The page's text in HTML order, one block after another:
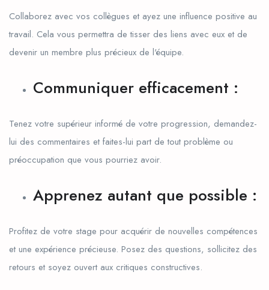
Collaborez avec vos collègues et ayez une influence positive au
travail. Cela vous permettra de tisser des liens avec eux et de
devenir un membre plus précieux de l'équipe.
Communiquer efficacement :
Tenez votre supérieur informé de votre progression, demandez-
lui des commentaires et faites-lui part de tout problème ou
préoccupation que vous pourriez avoir.
Apprenez autant que possible :
Profitez de votre stage pour acquérir de nouvelles compétences
et une expérience précieuse. Posez des questions, sollicitez des
retours et soyez ouvert aux critiques constructives.